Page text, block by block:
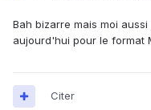
Bah bizarre mais moi
aujourd'hui pour le format
Citer